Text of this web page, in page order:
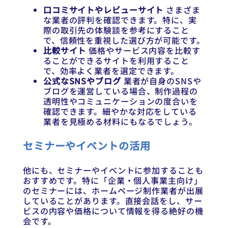
口コミサイトやレビューサイト さまざま
な業者の評判を確認できます。特に、実
際の取引先の体験談を参考にすること
で、信頼性を重視した選び方が可能です。
比較サイト 価格やサービス内容を比較す
ることができるサイトを利用すること
で、効率よく業者を選定できます。
公式なSNSやブログ業者が自身のSNSや
ブログを運営している場合、制作過程の
透明性やコミュニケーションの度合いを
確認できます。細やかな対応をしている
業者を見極める材料にもなるでしょう。
セミナーやイベントの活用
他にも、セミナーやイベントに参加することも
おすすめです。特に「企業・個人事業主向け」
のセミナーには、ホームページ制作業者が出展
していることがあります。直接会話をし、サー
ビスの内容や価格について情報を得る絶好の機
会です。